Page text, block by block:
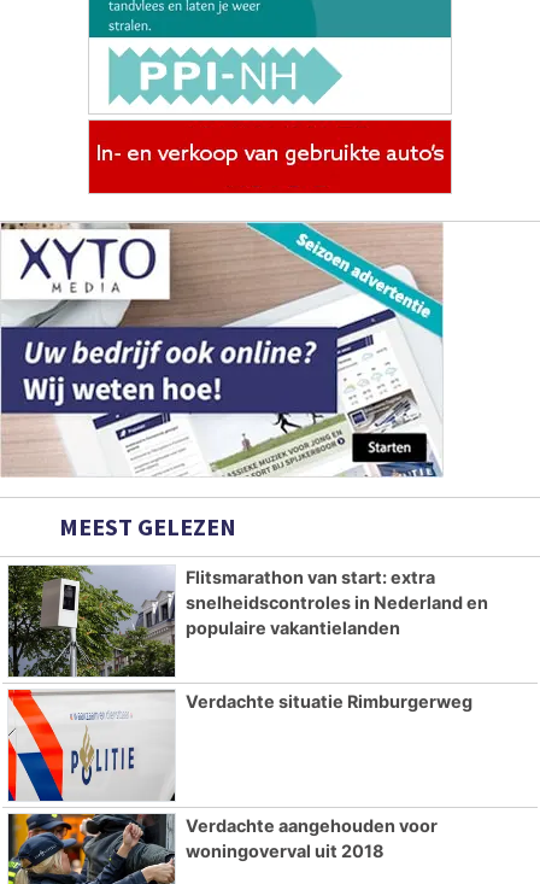
MEEST GELEZEN
Flitsmarathon van start: extra
snelheidscontroles in Nederland en
populaire vakantielanden
Verdachte situatie Rimburgerweg
Verdachte aangehouden voor
woningoverval uit 2018